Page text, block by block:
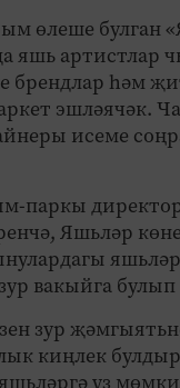
өлеше булган
яшь артистлар
брендлар һәм
эшләячәк.
исеме
паркы
Яшьләр
вакыйга булып
зур
киңлек
үз